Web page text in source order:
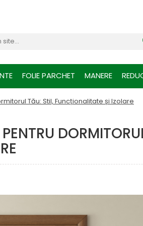
FOLIE PARCHET MANERE
Tău: Stil, Funcționalitate și Izolare